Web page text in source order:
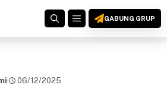
MENUGABUNG GRUP
· 06/12/2025